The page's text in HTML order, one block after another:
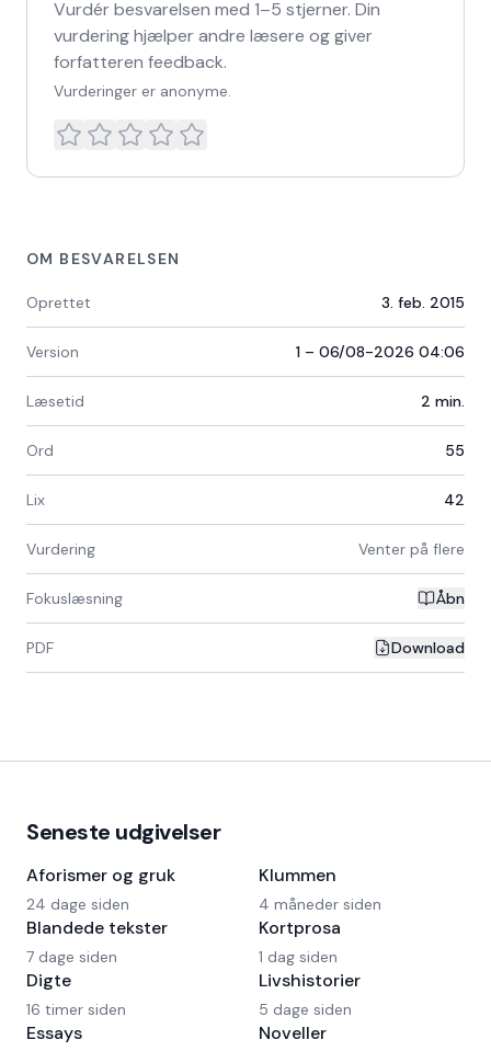
Vurdér besvarelsen med 1–5 stjerner. Din
vurdering hjælper andre læsere og giver
forfatteren feedback.
Vurderinger er anonyme.
OM BESVARELSEN
Oprettet 3. feb. 2015
Version 1 – 06/08-2026 04:06
Læsetid 2 min.
Ord 55
Lix 42
Vurdering Venter på flere
Fokuslæsning Åbn
PDF Download
Seneste udgivelser
Aforismer og gruk
24 dage siden
Blandede tekster
7 dage siden
Digte
16 timer siden
Essays
Klummen
4 måneder siden
Kortprosa
1 dag siden
Livshistorier
5 dage siden
Noveller